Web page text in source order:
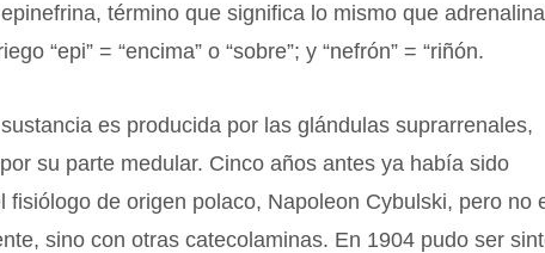
término que significa lo mismo que
“epi” = “encima” o “sobre”; y “nefrón” = “riñón.
es producida por las glándulas suprarrenales,
su parte medular. Cinco años antes ya había sido
fisiólogo de origen polaco, Napoleon Cybulski, pero no
sino con otras catecolaminas. En 1904 pudo ser